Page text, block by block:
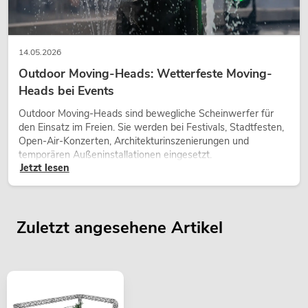
14.05.2026
Outdoor Moving-Heads: Wetterfeste Moving-
Heads bei Events
Outdoor Moving-Heads sind bewegliche Scheinwerfer für
den Einsatz im Freien. Sie werden bei Festivals, Stadtfesten,
Open-Air-Konzerten, Architekturinszenierungen und
temporären Außeninstallationen eingesetzt.
Jetzt lesen
Zuletzt angesehene Artikel